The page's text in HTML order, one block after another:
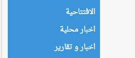
الافتتاحية
اخبار محلية
اخبار و تقارير